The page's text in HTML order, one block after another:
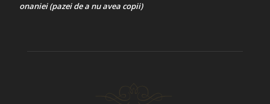
onaniei (pazei de a nu avea copii)